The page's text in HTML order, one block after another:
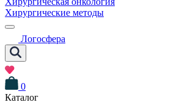
Хирургические методы
Логосфера
0
Каталог